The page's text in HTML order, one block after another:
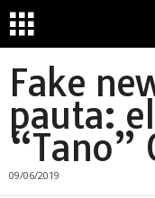
Fake
pauta:
“Tano”
09/06/2019